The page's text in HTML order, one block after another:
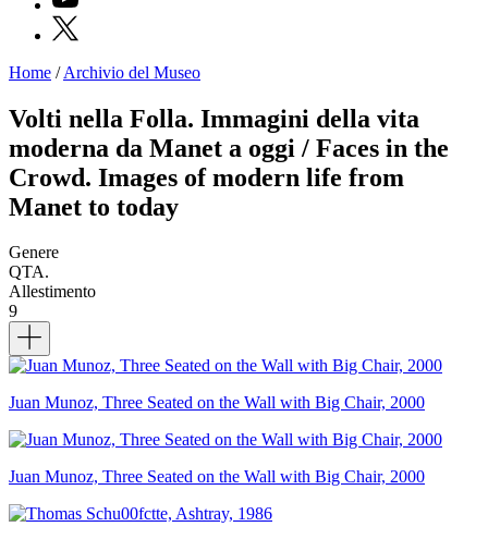
X
Mostre
Eventi
Archivi
del
Museo
Cosmo
Accessibilità
Dipartimento
Formazione
Ricerca
Scuole
guidate
Home /Archivio del Museo
Volti nella Folla. Immagini della vita
moderna da Manet a oggi / Faces in the
Crowd. Images of modern life from
Manet to today
Genere
QTA.
Allestimento
9
Juan Munoz, Three Seated on the Wall with Big Chair, 2000
Juan Munoz, Three Seated on the Wall with Big Chair, 2000